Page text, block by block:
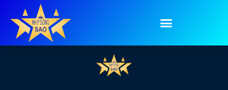
Tag:Covid-19 11/3